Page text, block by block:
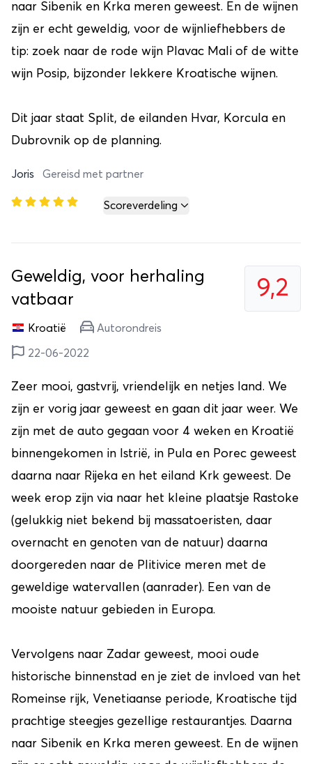
naar Sibenik en Krka meren geweest. En de wijnen
zijn er echt geweldig, voor de wijnliefhebbers de
tip: zoek naar de rode wijn Plavac Mali of de witte
wijn Posip, bijzonder lekkere Kroatische wijnen.
Dit jaar staat Split, de eilanden Hvar, Korcula en
Dubrovnik op de planning.
Joris Gereisd met partner
Scoreverdeling
9,2
Geweldig, voor herhaling
vatbaar
Kroatië Autorondreis
22-06-2022
Zeer mooi, gastvrij, vriendelijk en netjes land. We
zijn er vorig jaar geweest en gaan dit jaar weer. We
zijn met de auto gegaan voor 4 weken en Kroatië
binnengekomen in Istrië, in Pula en Porec geweest
daarna naar Rijeka en het eiland Krk geweest. De
week erop zijn via naar het kleine plaatsje Rastoke
(gelukkig niet bekend bij massatoeristen, daar
overnacht en genoten van de natuur) daarna
doorgereden naar de Plitivice meren met de
geweldige watervallen (aanrader). Een van de
mooiste natuur gebieden in Europa.
Vervolgens naar Zadar geweest, mooi oude
historische binnenstad en je ziet de invloed van het
Romeinse rijk, Venetiaanse periode, Kroatische tijd
prachtige steegjes gezellige restaurantjes. Daarna
naar Sibenik en Krka meren geweest. En de wijnen